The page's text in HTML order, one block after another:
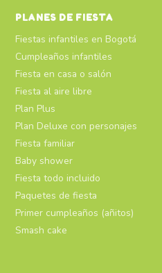
PLANES DE FIESTA
Fiestas infantiles en Bogotá
Cumpleaños infantiles
Fiesta en casa o salón
Fiesta al aire libre
Plan Plus
Plan Deluxe con personajes
Fiesta familiar
Baby shower
Fiesta todo incluido
Paquetes de fiesta
Primer cumpleaños (añitos)
Smash cake